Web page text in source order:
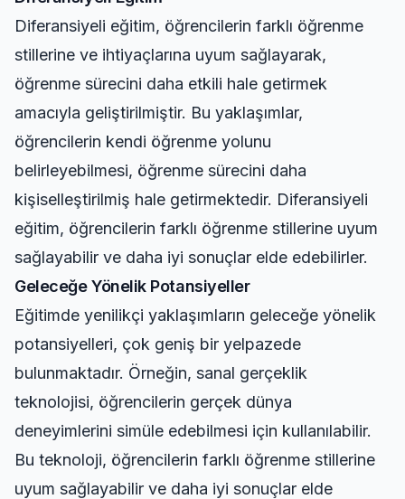
Diferansiyeli eğitim, öğrencilerin farklı öğrenme
stillerine ve ihtiyaçlarına uyum sağlayarak,
öğrenme sürecini daha etkili hale getirmek
amacıyla geliştirilmiştir. Bu yaklaşımlar,
öğrencilerin kendi öğrenme yolunu
belirleyebilmesi, öğrenme sürecini daha
kişiselleştirilmiş hale getirmektedir. Diferansiyeli
eğitim, öğrencilerin farklı öğrenme stillerine uyum
sağlayabilir ve daha iyi sonuçlar elde edebilirler.
Geleceğe Yönelik Potansiyeller
Eğitimde yenilikçi yaklaşımların geleceğe yönelik
potansiyelleri, çok geniş bir yelpazede
bulunmaktadır. Örneğin, sanal gerçeklik
teknolojisi, öğrencilerin gerçek dünya
deneyimlerini simüle edebilmesi için kullanılabilir.
Bu teknoloji, öğrencilerin farklı öğrenme stillerine
uyum sağlayabilir ve daha iyi sonuçlar elde